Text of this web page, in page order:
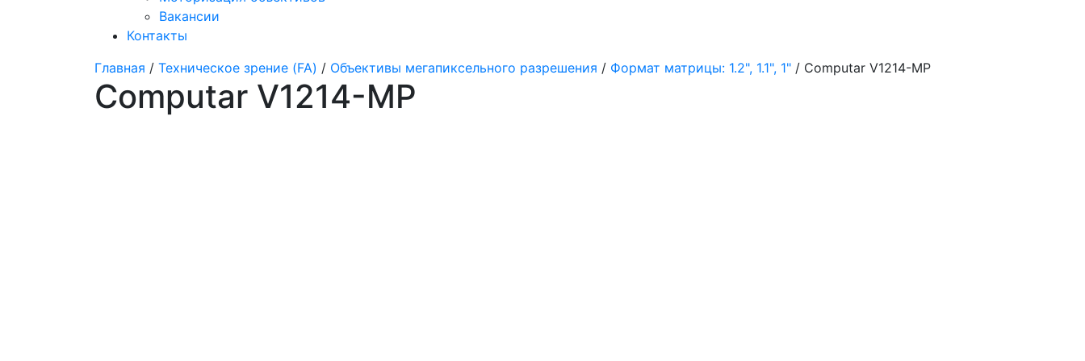
Вакансии
Контакты
Главная / Техническое зрение (FA) / Объективы мегапиксельного разрешения / Формат матрицы: 1.2", 1.1", 1" / Computar V1214-MP
Computar V1214-MP